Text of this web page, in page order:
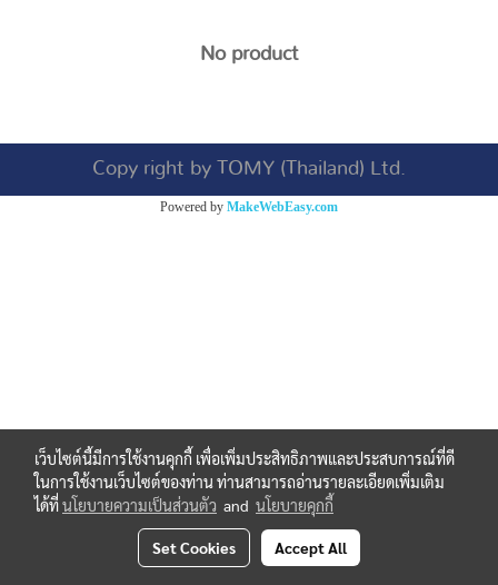
No product
Copy right by TOMY (Thailand) Ltd.
Powered by MakeWebEasy.com
เว็บไซต์นี้มีการใช้งานคุกกี้ เพื่อเพิ่มประสิทธิภาพและประสบการณ์ที่ดี
ในการใช้งานเว็บไซต์ของท่าน ท่านสามารถอ่านรายละเอียดเพิ่มเติม
ได้ที่นโยบายความเป็นส่วนตัว and นโยบายคุกกี้
Set Cookies Accept All